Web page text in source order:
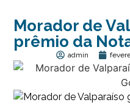
Morador de
prêmio da
admin